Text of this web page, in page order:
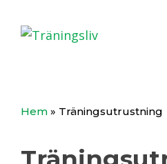
Hem » Träningsutrustning